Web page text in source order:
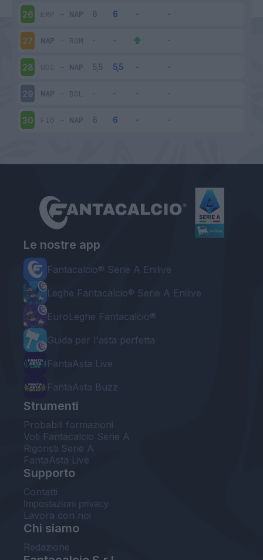
26 EMP - NAP
27 NAP - ROM
28 UDI - NAP
29 NAP - BOL
30 FIO - NAP
Le nostre app
Fantacalcio® Serie A Enilive
Leghe Fantacalcio® Serie A Enilive
EuroLeghe Fantacalcio®
Guida per l'asta perfetta
FantaAsta Live
FantaAsta Buzz
Strumenti
Probabili formazioni
Voti Fantacalcio Serie A
Rigoristi Serie A
FantaAsta Live
Supporto
Contatti
Impostazioni privacy
Lavora con noi
Chi siamo
Redazione